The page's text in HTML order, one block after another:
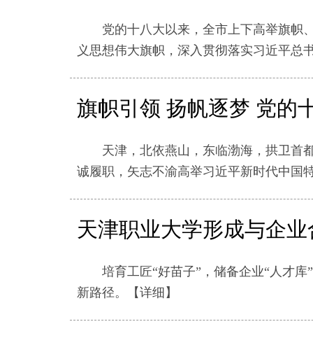
党的十八大以来，全市上下高举旗帜、
义思想伟大旗帜，深入贯彻落实习近平总
旗帜引领 扬帆逐梦 党的
天津，北依燕山，东临渤海，拱卫首都
诚履职，矢志不渝高举习近平新时代中国
天津职业大学形成与企
培育工匠“好苗子”，储备企业“人才库”
新路径。
【详细】